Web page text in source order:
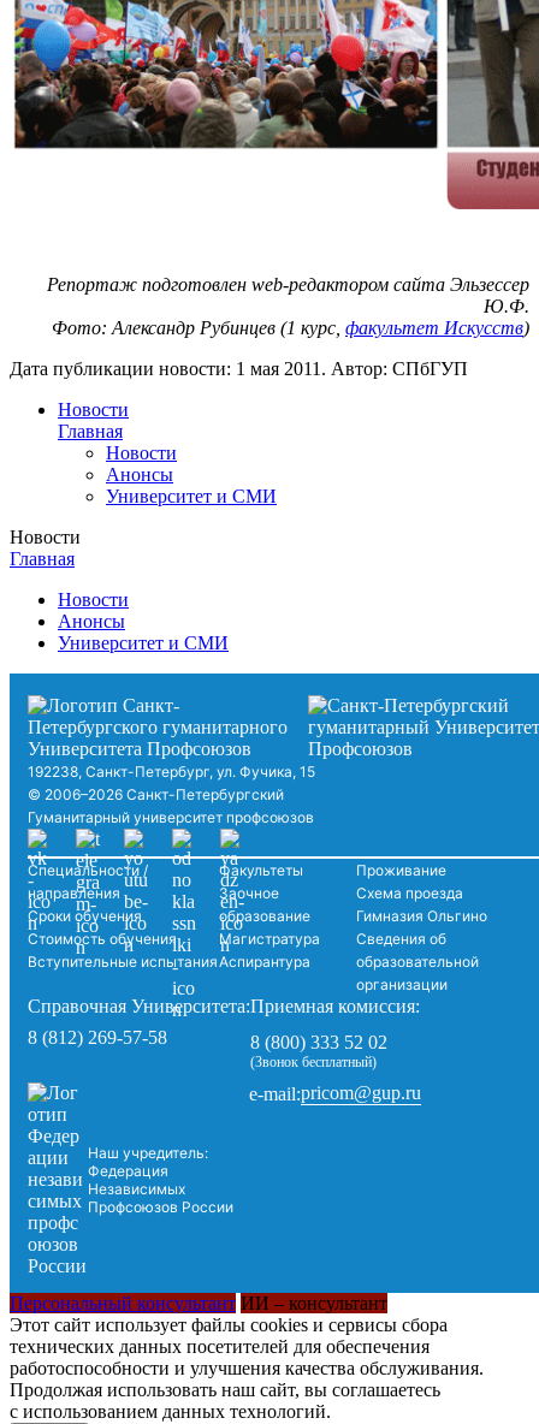
Репортаж подготовлен web-редактором сайта Эльзессер
Ю.Ф.
Фото: Александр Рубинцев (1 курс, факультет Искусств)
Дата публикации новости: 1 мая 2011. Автор: СПбГУП
Новости
Главная
Новости
Анонсы
Университет и СМИ
Новости
Главная
Новости
Анонсы
Университет и СМИ
192238, Санкт-Петербург, ул. Фучика, 15
© 2006–2026 Санкт-Петербургский
Гуманитарный университет профсоюзов
Специальности /
направления
Сроки обучения
Стоимость обучения
Вступительные испытания
Факультеты
Заочное
образование
Магистратура
Аспирантура
Проживание
Схема проезда
Гимназия Ольгино
Сведения об
образовательной
организации
Справочная Университета:
8 (812) 269-57-58
Приемная комиссия:
8 (800) 333 52 02
(Звонок бесплатный)
Наш учредитель:
Федерация
Независимых
Профсоюзов России
e-mail:pricom@gup.ru
Персональный консультант ИИ – консультант
Этот сайт использует файлы cookies и сервисы сбора
технических данных посетителей для обеспечения
работоспособности и улучшения качества обслуживания.
Продолжая использовать наш сайт, вы соглашаетесь
с использованием данных технологий.